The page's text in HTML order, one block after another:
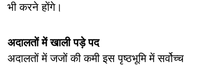
भी करने होंगे।
अदालतों में खाली पड़े पद
अदालतों में जजों की कमी इस पृष्ठभूमि में सर्वोच्च